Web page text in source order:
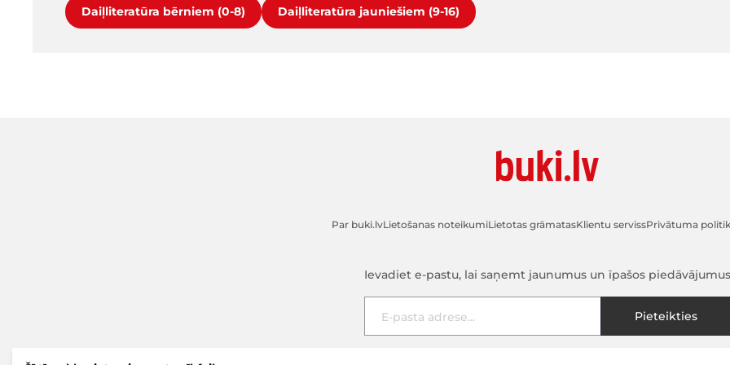
Daiļliteratūra bērniem (0-8) Daiļliteratūra jauniešiem (9-16)
Par buki.lvLietošanas noteikumiLietotas grāmatasKlientu servissPrivātuma
Ievadiet e-pastu, lai saņemt jaunumus un īpašos piedāvājumus
Pieteikties